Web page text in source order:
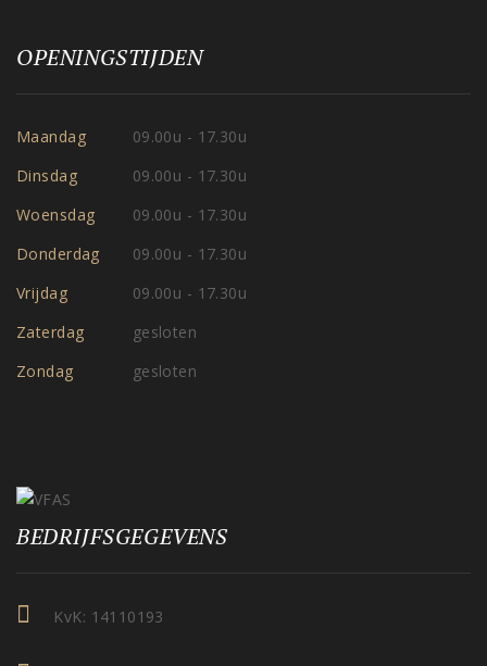
OPENINGSTIJDEN
Maandag
Dinsdag
Woensdag
Donderdag
Vrijdag
Zaterdag
Zondag
09.00u - 17.30u
09.00u - 17.30u
09.00u - 17.30u
09.00u - 17.30u
09.00u - 17.30u
gesloten
gesloten
BEDRIJFSGEGEVENS
KvK: 14110193